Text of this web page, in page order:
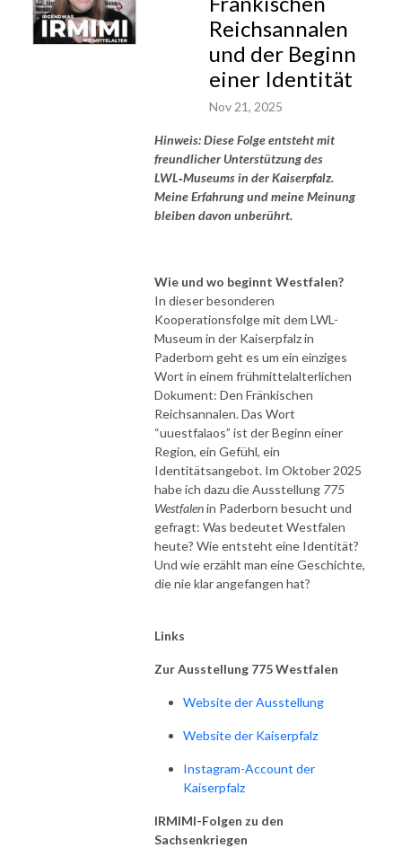
Reichsannalen
und der Beginn
einer Identität
Nov 21, 2025
Hinweis: Diese Folge entsteht mit
freundlicher Unterstützung des
LWL‑Museums in der Kaiserpfalz.
Meine Erfahrung und meine Meinung
bleiben davon unberührt.
Wie und wo beginnt Westfalen?
In dieser besonderen
Kooperationsfolge mit dem LWL-
Museum in der Kaiserpfalz in
Paderborn geht es um ein einziges
Wort in einem frühmittelalterlichen
Dokument: Den Fränkischen
Reichsannalen. Das Wort
“uuestfalaos” ist der Beginn einer
Region, ein Gefühl, ein
Identitätsangebot. Im Oktober 2025
habe ich dazu die Ausstellung 775
Westfalenin Paderborn besucht und
gefragt: Was bedeutet Westfalen
heute? Wie entsteht eine Identität?
Und wie erzählt man eine Geschichte,
die nie klar angefangen hat?
Links
Zur Ausstellung 775 Westfalen
Website der Ausstellung
Website der Kaiserpfalz
Instagram-Account der
Kaiserpfalz
IRMIMI-Folgen zu den
Sachsenkriegen